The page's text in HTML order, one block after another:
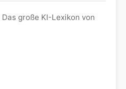
Das große KI-Lexikon von